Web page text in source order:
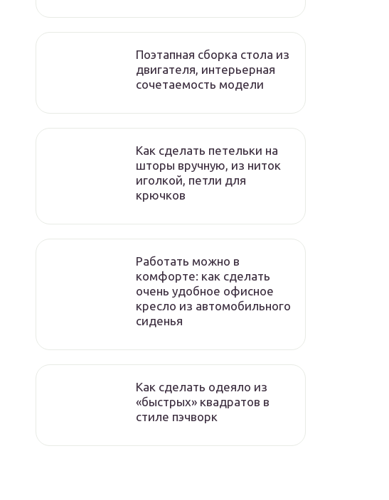
Поэтапная сборка стола из
двигателя, интерьерная
сочетаемость модели
Как сделать петельки на
шторы вручную, из ниток
иголкой, петли для
крючков
Работать можно в
комфорте: как сделать
очень удобное офисное
кресло из автомобильного
сиденья
Как сделать одеяло из
«быстрых» квадратов в
стиле пэчворк